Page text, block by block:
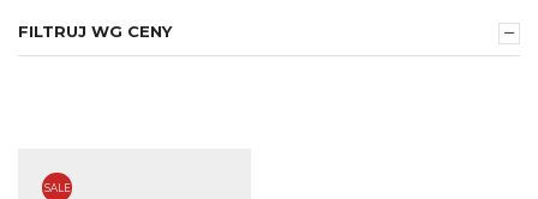
FILTRUJ WG CENY
SALE